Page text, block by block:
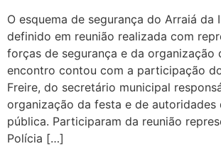
O esquema de segurança do Arraiá da
definido em reunião realizada com
forças de segurança e da organização
encontro contou com a participação
Freire, do secretário municipal
organização da festa e de autoridades
pública. Participaram da reunião
Polícia […]